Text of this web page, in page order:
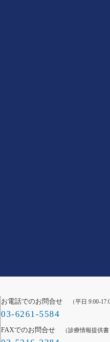
お電話でのお問合せ （平日 9:00-
03-6261-5584
FAXでのお問合せ （診療情報提供書